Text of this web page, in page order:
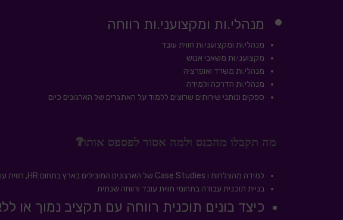
מנהלי.ות ומקצועני.ות רווחה
מנהלי.ות ומקצועני.ות חווית עובד
מקצועני.ות משאבי אנוש
מנהלי.ות משרד ואופרציה
מנהלי.ות הדרכה ולמידה
ספקים ונותני שירותים שרוצים ללמוד על האתגרים של הארגונים כיום
מה תקבלו מהכנס ולמה אסור לפספס אותו?
למידה מהצלחות ו Case Studies של הארגונים המובילים בארץ בתחום HR, חווית עובד ורווחה
בניית תוכנית עבודה בתחומי חווית עובד ורווחה שנתית
כיצד בונים תוכנית רווחה עם תקציב נמוך או